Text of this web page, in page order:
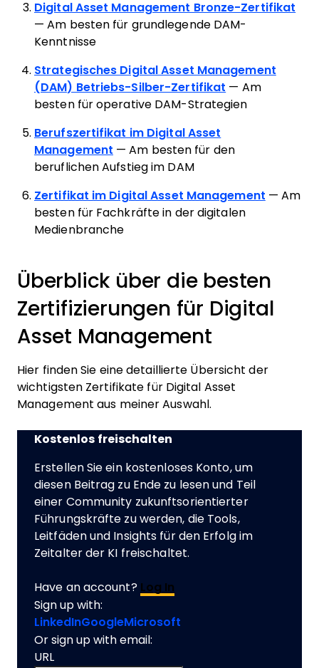
Digital Asset Management Bronze-Zertifikat
— Am besten für grundlegende DAM-
Kenntnisse
Strategisches Digital Asset Management
(DAM) Betriebs-Silber-Zertifikat — Am
besten für operative DAM-Strategien
Berufszertifikat im Digital Asset
Management — Am besten für den
beruflichen Aufstieg im DAM
Zertifikat im Digital Asset Management — Am
besten für Fachkräfte in der digitalen
Medienbranche
Überblick über die besten
Zertifizierungen für Digital
Asset Management
Hier finden Sie eine detaillierte Übersicht der
wichtigsten Zertifikate für Digital Asset
Management aus meiner Auswahl.
Kostenlos freischalten
Erstellen Sie ein kostenloses Konto, um
diesen Beitrag zu Ende zu lesen und Teil
einer Community zukunftsorientierter
Führungskräfte zu werden, die Tools,
Leitfäden und Insights für den Erfolg im
Zeitalter der KI freischaltet.
Have an account? Log In
Sign up with:
LinkedInGoogleMicrosoft
Or sign up with email:
URL